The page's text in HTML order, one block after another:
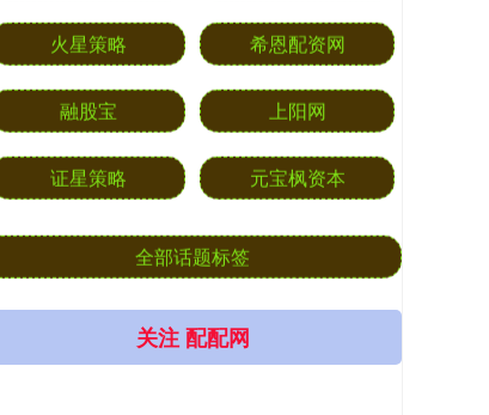
火星策略 希恩配资网
融股宝 上阳网
证星策略 元宝枫资本
全部话题标签
关注 配配网